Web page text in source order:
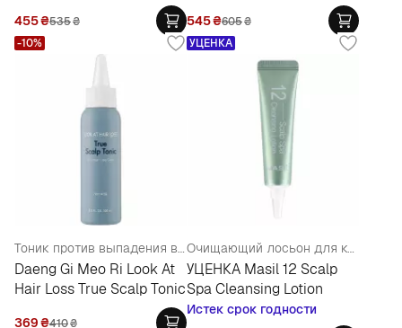
455₴535₴ 545₴605₴
Тоник против выпадения волос
Daeng Gi Meo Ri Look At
Hair Loss True Scalp Tonic
369₴410₴
-10%
Очищающий лосьон для кожи головы
УЦЕНКА Masil 12 Scalp
Spa Cleansing Lotion
Истек срок годности
УЦЕНКА